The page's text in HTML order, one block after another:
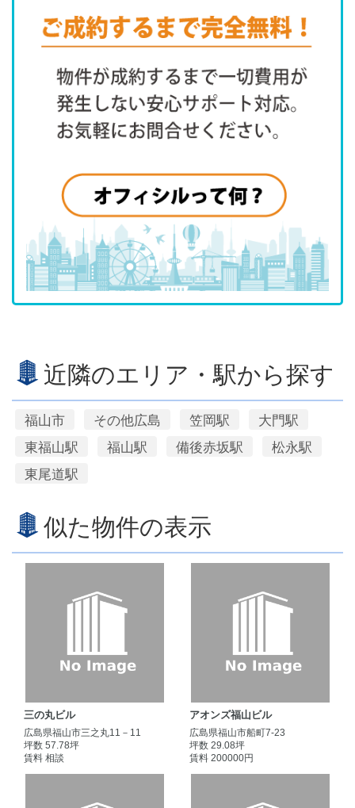
近隣のエリア・駅から探す
福山市 その他広島 笠岡駅
大門駅
東福山駅
福山駅 備後赤坂駅
松永駅
東尾道駅
似た物件の表示
三の丸ビル
広島県福山市三之丸11－11
坪数 57.78坪
賃料 相談
アオンズ福山ビル
広島県福山市船町7-23
坪数 29.08坪
賃料 200000円